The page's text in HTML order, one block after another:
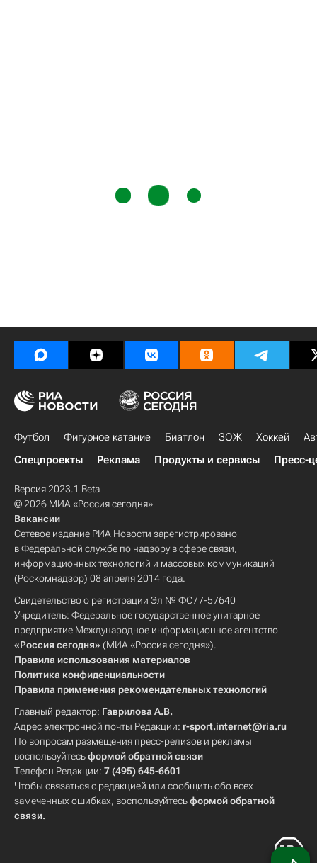
Футбол Фигурное катание Биатлон ЗОЖ Хоккей
Спецпроекты
Реклама Продукты и сервисы Пресс-
Версия 2023.1 Beta
© 2026 МИА «Россия сегодня»
Вакансии
Сетевое издание РИА Новости зарегистрировано
в Федеральной службе по надзору в сфере связи,
информационных технологий и массовых коммуникаций
(Роскомнадзор) 08 апреля 2014 года.
Свидетельство о регистрации Эл № ФС77-57640
Учредитель: Федеральное государственное унитарное
предприятие Международное информационное агентство
«Россия сегодня» (МИА «Россия сегодня»).
Правила использования материалов
Политика конфиденциальности
Правила применения рекомендательных технологий
Главный редактор: Гаврилова А.В.
Адрес электронной почты Редакции: r-sport.internet@ria.ru
По вопросам размещения пресс-релизов и рекламы
воспользуйтесьформой обратной связи
Телефон Редакции: 7 (495) 645-6601
Чтобы связаться с редакцией или сообщить обо всех
замеченных ошибках, воспользуйтесьформой обратной
связи.